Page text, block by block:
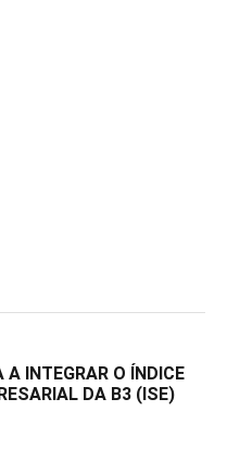
INTEGRAR O ÍNDICE
DA B3 (ISE)